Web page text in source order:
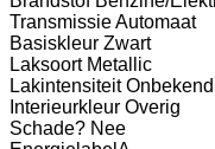
TransmissieAutomaat
Basiskleur Zwart
Laksoort Metallic
Lakintensiteit Onbekend
Interieurkleur Overig
Schade? Nee